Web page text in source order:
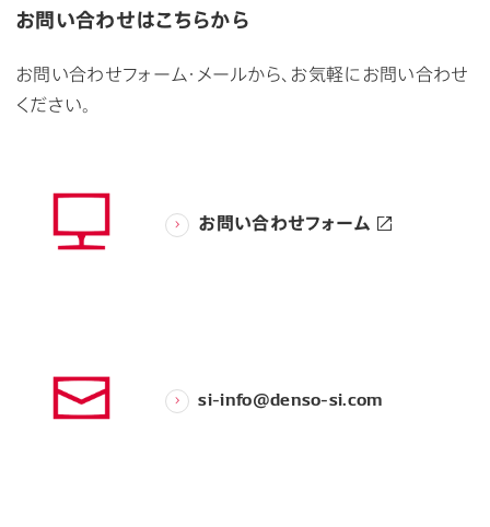
お問い合わせはこちらから
お問い合わせフォーム・メールから、お気軽にお問い合わせ
ください。
お問い合わせフォーム
si-info@denso-si.com